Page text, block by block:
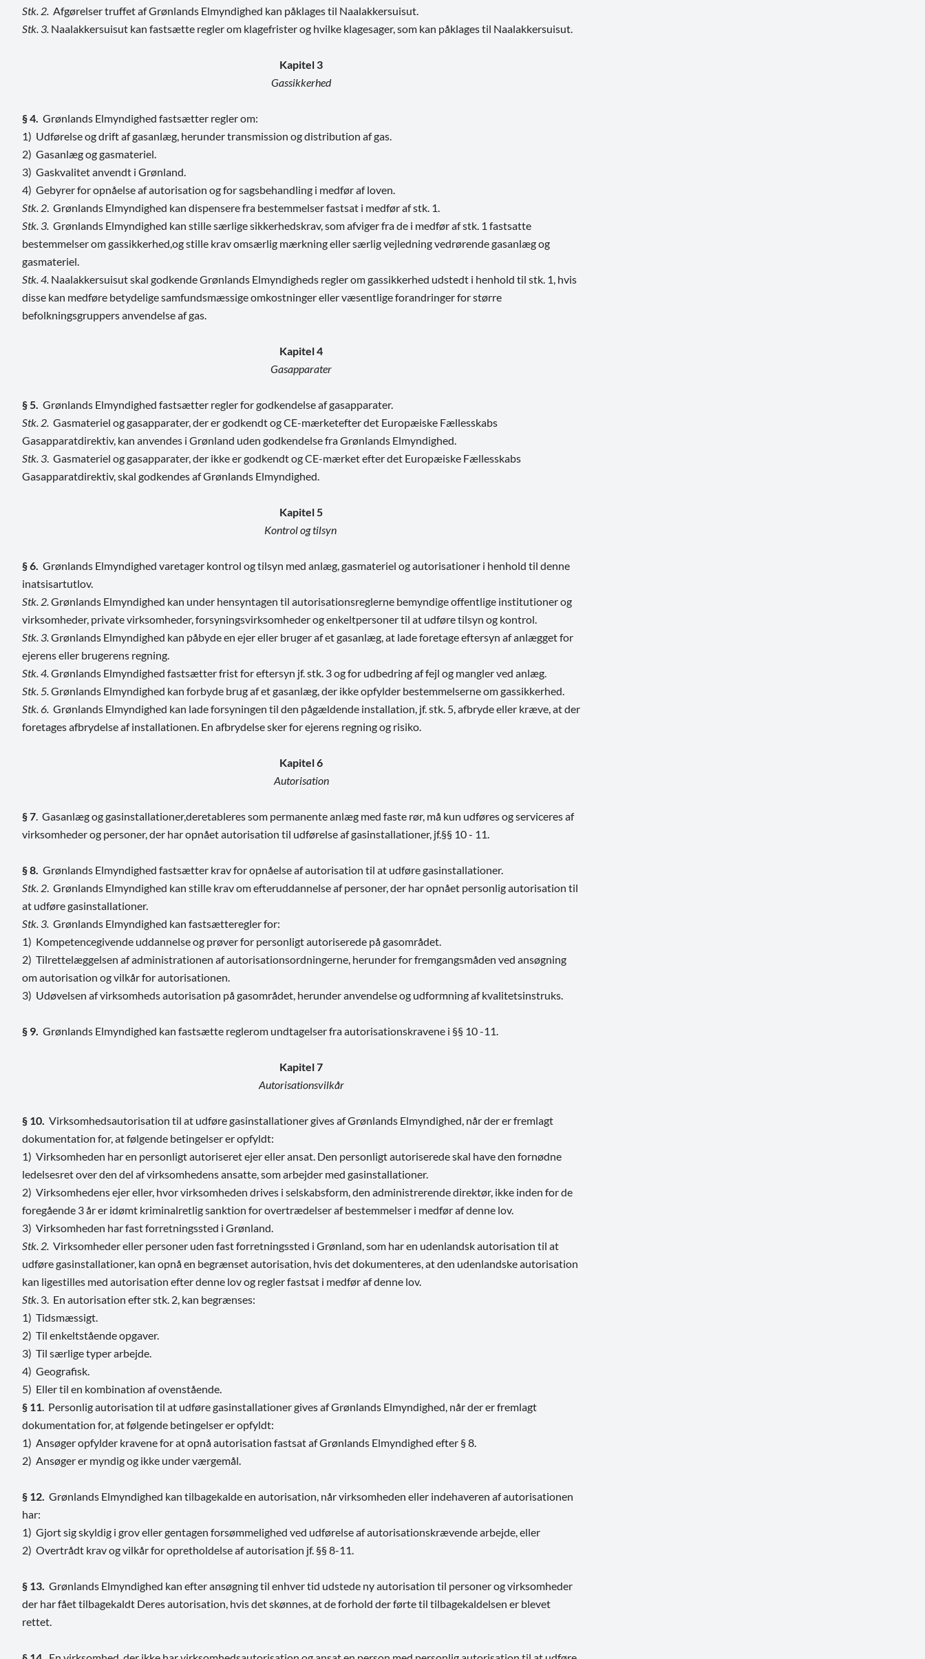
Stk. 2. Afgørelser truffet af Grønlands Elmyndighed kan påklages til Naalakkersuisut.
Stk. 3. Naalakkersuisut kan fastsætte regler om klagefrister og hvilke klagesager, som kan påklages til Naalakkersuisut.
Kapitel 3
Gassikkerhed
§ 4. Grønlands Elmyndighed fastsætter regler om:
1) Udførelse og drift af gasanlæg, herunder transmission og distribution af gas.
2) Gasanlæg og gasmateriel.
3) Gaskvalitet anvendt i Grønland.
4) Gebyrer for opnåelse af autorisation og for sagsbehandling i medfør af loven.
Stk. 2 . Grønlands Elmyndighed kan dispensere fra bestemmelser fastsat i medfør af stk. 1.
Stk. 3. Grønlands Elmyndighed kan stille særlige sikkerhedskrav, som afviger fra de i medfør af stk. 1 fastsatte
bestemmelser om gassikkerhed,og stille krav omsærlig mærkning eller særlig vejledning vedrørende gasanlæg og
gasmateriel.
Stk. 4. Naalakkersuisut skal godkende Grønlands Elmyndigheds regler om gassikkerhed udstedt i henhold til stk. 1, hvis
disse kan medføre betydelige samfundsmæssige omkostninger eller væsentlige forandringer for større
befolkningsgruppers anvendelse af gas.
Kapitel 4
Gasapparater
§ 5. Grønlands Elmyndighed fastsætter regler for godkendelse af gasapparater.
Stk. 2. Gasmateriel og gasapparater, der er godkendt og CE-mærketefter det Europæiske Fællesskabs
Gasapparatdirektiv, kan anvendes i Grønland uden godkendelse fra Grønlands Elmyndighed.
Stk. 3 . Gasmateriel og gasapparater, der ikke er godkendt og CE-mærket efter det Europæiske Fællesskabs
Gasapparatdirektiv, skal godkendes af Grønlands Elmyndighed.
Kapitel 5
Kontrol og tilsyn
§ 6. Grønlands Elmyndighed varetager kontrol og tilsyn med anlæg, gasmateriel og autorisationer i henhold til denne
inatsisartutlov.
Stk. 2. Grønlands Elmyndighed kan under hensyntagen til autorisationsreglerne bemyndige offentlige institutioner og
virksomheder, private virksomheder, forsyningsvirksomheder og enkeltpersoner til at udføre tilsyn og kontrol.
Stk. 3. Grønlands Elmyndighed kan påbyde en ejer eller bruger af et gasanlæg, at lade foretage eftersyn af anlægget for
ejerens eller brugerens regning.
Stk. 4. Grønlands Elmyndighed fastsætter frist for eftersyn jf. stk. 3 og for udbedring af fejl og mangler ved anlæg.
Stk. 5. Grønlands Elmyndighed kan forbyde brug af et gasanlæg, der ikke opfylder bestemmelserne om gassikkerhed.
Stk. 6. Grønlands Elmyndighed kan lade forsyningen til den pågældende installation, jf. stk. 5, afbryde eller kræve, at der
foretages afbrydelse af installationen. En afbrydelse sker for ejerens regning og risiko.
Kapitel 6
Autorisation
§ 7 . Gasanlæg og gasinstallationer,deretableres som permanente anlæg med faste rør, må kun udføres og serviceres af
virksomheder og personer, der har opnået autorisation til udførelse af gasinstallationer, jf.§§ 10 - 11.
§ 8. Grønlands Elmyndighed fastsætter krav for opnåelse af autorisation til at udføre gasinstallationer.
Stk. 2 . Grønlands Elmyndighed kan stille krav om efteruddannelse af personer, der har opnået personlig autorisation til
at udføre gasinstallationer.
Stk. 3. Grønlands Elmyndighed kan fastsætteregler for:
1) Kompetencegivende uddannelse og prøver for personligt autoriserede på gasområdet.
2) Tilrettelæggelsen af administrationen af autorisationsordningerne, herunder for fremgangsmåden ved ansøgning
om autorisation og vilkår for autorisationen.
3) Udøvelsen af virksomheds autorisation på gasområdet, herunder anvendelse og udformning af kvalitetsinstruks.
§ 9. Grønlands Elmyndighed kan fastsætte reglerom undtagelser fra autorisationskravene i §§ 10 -11.
Kapitel 7
Autorisationsvilkår
§ 10. Virksomhedsautorisation til at udføre gasinstallationer gives af Grønlands Elmyndighed, når der er fremlagt
dokumentation for, at følgende betingelser er opfyldt:
1) Virksomheden har en personligt autoriseret ejer eller ansat. Den personligt autoriserede skal have den fornødne
ledelsesret over den del af virksomhedens ansatte, som arbejder med gasinstallationer.
2) Virksomhedens ejer eller, hvor virksomheden drives i selskabsform, den administrerende direktør, ikke inden for de
foregående 3 år er idømt kriminalretlig sanktion for overtrædelser af bestemmelser i medfør af denne lov.
3) Virksomheden har fast forretningssted i Grønland.
Stk. 2. Virksomheder eller personer uden fast forretningssted i Grønland, som har en udenlandsk autorisation til at
udføre gasinstallationer, kan opnå en begrænset autorisation, hvis det dokumenteres, at den udenlandske autorisation
kan ligestilles med autorisation efter denne lov og regler fastsat i medfør af denne lov.
Stk . 3. En autorisation efter stk. 2, kan begrænses:
1) Tidsmæssigt.
2) Til enkeltstående opgaver.
3) Til særlige typer arbejde.
4) Geografisk.
5) Eller til en kombination af ovenstående.
§ 11
. Personlig autorisation til at udføre gasinstallationer gives af Grønlands Elmyndighed, når der er fremlagt
dokumentation for, at følgende betingelser er opfyldt:
1) Ansøger opfylder kravene for at opnå autorisation fastsat af Grønlands Elmyndighed efter § 8.
2) Ansøger er myndig og ikke under værgemål.
§ 12. Grønlands Elmyndighed kan tilbagekalde en autorisation, når virksomheden eller indehaveren af autorisationen
har:
1) Gjort sig skyldig i grov eller gentagen forsømmelighed ved udførelse af autorisationskrævende arbejde, eller
2) Overtrådt krav og vilkår for opretholdelse af autorisation jf. §§ 8-11.
§ 13. Grønlands Elmyndighed kan efter ansøgning til enhver tid udstede ny autorisation til personer og virksomheder
der har fået tilbagekaldt Deres autorisation, hvis det skønnes, at de forhold der førte til tilbagekaldelsen er blevet
rettet.